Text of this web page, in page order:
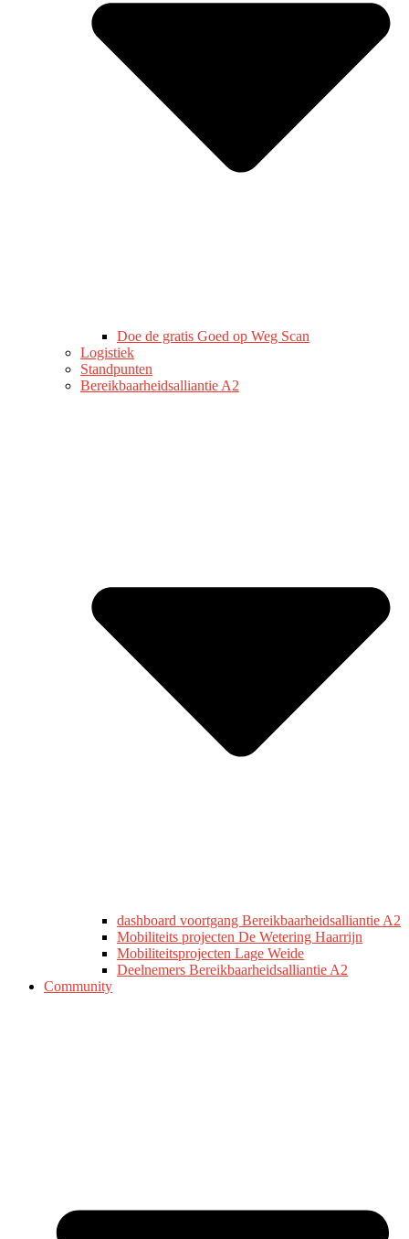
Doe de gratis Goed op Weg Scan
Logistiek
Standpunten
Bereikbaarheidsalliantie A2
dashboard voortgang Bereikbaarheidsalliantie A2
Mobiliteits projecten De Wetering Haarrijn
Mobiliteitsprojecten Lage Weide
Deelnemers Bereikbaarheidsalliantie A2
Community